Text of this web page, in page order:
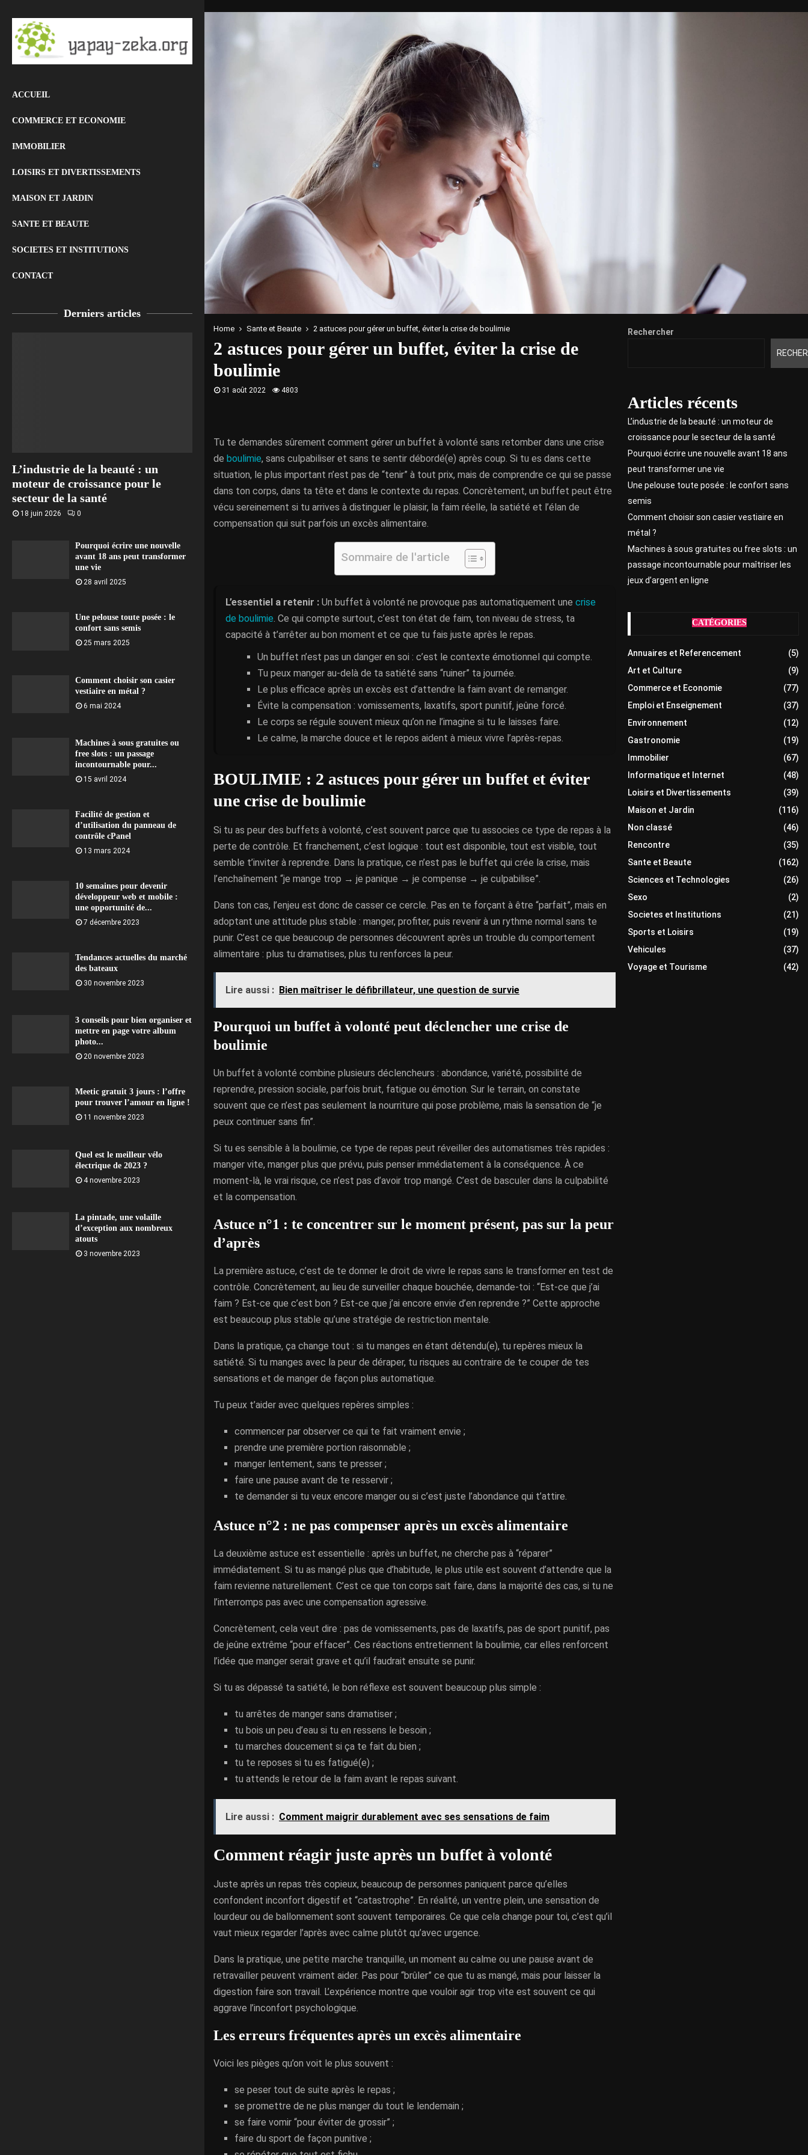
ACCUEIL
COMMERCE ET ECONOMIE
IMMOBILIER
LOISIRS ET DIVERTISSEMENTS
MAISON ET JARDIN
SANTE ET BEAUTE
SOCIETES ET INSTITUTIONS
CONTACT
Derniers articles
L’industrie de la beauté : un
moteur de croissance pour le
secteur de la santé
18 juin 2026 0
Pourquoi écrire une nouvelle
avant 18 ans peut transformer
une vie
28 avril 2025
Une pelouse toute posée : le
confort sans semis
25 mars 2025
Comment choisir son casier
vestiaire en métal ?
6 mai 2024
Machines à sous gratuites ou
free slots : un passage
incontournable pour...
15 avril 2024
Facilité de gestion et
d’utilisation du panneau de
contrôle cPanel
13 mars 2024
10 semaines pour devenir
développeur web et mobile :
une opportunité de...
7 décembre 2023
Tendances actuelles du marché
des bateaux
30 novembre 2023
3 conseils pour bien organiser et
mettre en page votre album
photo...
20 novembre 2023
Meetic gratuit 3 jours : l’offre
pour trouver l’amour en ligne !
11 novembre 2023
Quel est le meilleur vélo
électrique de 2023 ?
4 novembre 2023
La pintade, une volaille
d’exception aux nombreux
atouts
3 novembre 2023
Home Sante et Beaute 2 astuces pour gérer un buffet, éviter la crise de boulimie
2 astuces pour gérer un buffet, éviter la crise de
boulimie
31 août 2022 4803
Tu te demandes sûrement comment gérer un buffet à volonté sans retomber dans une crise
de boulimie, sans culpabiliser et sans te sentir débordé(e) après coup. Si tu es dans cette
situation, le plus important n’est pas de “tenir” à tout prix, mais de comprendre ce qui se passe
dans ton corps, dans ta tête et dans le contexte du repas. Concrètement, un buffet peut être
vécu sereinement si tu arrives à distinguer le plaisir, la faim réelle, la satiété et l’élan de
compensation qui suit parfois un excès alimentaire.
Sommaire de l'article
L’essentiel a retenir : Un buffet à volonté ne provoque pas automatiquement une crise
de boulimie. Ce qui compte surtout, c’est ton état de faim, ton niveau de stress, ta
capacité à t’arrêter au bon moment et ce que tu fais juste après le repas.
Un buffet n’est pas un danger en soi : c’est le contexte émotionnel qui compte.
Tu peux manger au-delà de ta satiété sans “ruiner” ta journée.
Le plus efficace après un excès est d’attendre la faim avant de remanger.
Évite la compensation : vomissements, laxatifs, sport punitif, jeûne forcé.
Le corps se régule souvent mieux qu’on ne l’imagine si tu le laisses faire.
Le calme, la marche douce et le repos aident à mieux vivre l’après-repas.
BOULIMIE : 2 astuces pour gérer un buffet et éviter
une crise de boulimie
Si tu as peur des buffets à volonté, c’est souvent parce que tu associes ce type de repas à la
perte de contrôle. Et franchement, c’est logique : tout est disponible, tout est visible, tout
semble t’inviter à reprendre. Dans la pratique, ce n’est pas le buffet qui crée la crise, mais
l’enchaînement “je mange trop → je panique → je compense → je culpabilise”.
Dans ton cas, l’enjeu est donc de casser ce cercle. Pas en te forçant à être “parfait”, mais en
adoptant une attitude plus stable : manger, profiter, puis revenir à un rythme normal sans te
punir. C’est ce que beaucoup de personnes découvrent après un trouble du comportement
alimentaire : plus tu dramatises, plus tu renforces la peur.
Lire aussi : Bien maîtriser le défibrillateur, une question de survie
Pourquoi un buffet à volonté peut déclencher une crise de
boulimie
Un buffet à volonté combine plusieurs déclencheurs : abondance, variété, possibilité de
reprendre, pression sociale, parfois bruit, fatigue ou émotion. Sur le terrain, on constate
souvent que ce n’est pas seulement la nourriture qui pose problème, mais la sensation de “je
peux continuer sans fin”.
Si tu es sensible à la boulimie, ce type de repas peut réveiller des automatismes très rapides :
manger vite, manger plus que prévu, puis penser immédiatement à la conséquence. À ce
moment-là, le vrai risque, ce n’est pas d’avoir trop mangé. C’est de basculer dans la culpabilité
et la compensation.
Astuce n°1 : te concentrer sur le moment présent, pas sur la peur
d’après
La première astuce, c’est de te donner le droit de vivre le repas sans le transformer en test de
contrôle. Concrètement, au lieu de surveiller chaque bouchée, demande-toi : “Est-ce que j’ai
faim ? Est-ce que c’est bon ? Est-ce que j’ai encore envie d’en reprendre ?” Cette approche
est beaucoup plus stable qu’une stratégie de restriction mentale.
Dans la pratique, ça change tout : si tu manges en étant détendu(e), tu repères mieux la
satiété. Si tu manges avec la peur de déraper, tu risques au contraire de te couper de tes
sensations et de manger de façon plus automatique.
Tu peux t’aider avec quelques repères simples :
commencer par observer ce qui te fait vraiment envie ;
prendre une première portion raisonnable ;
manger lentement, sans te presser ;
faire une pause avant de te resservir ;
te demander si tu veux encore manger ou si c’est juste l’abondance qui t’attire.
Astuce n°2 : ne pas compenser après un excès alimentaire
La deuxième astuce est essentielle : après un buffet, ne cherche pas à “réparer”
immédiatement. Si tu as mangé plus que d’habitude, le plus utile est souvent d’attendre que la
faim revienne naturellement. C’est ce que ton corps sait faire, dans la majorité des cas, si tu ne
l’interromps pas avec une compensation agressive.
Concrètement, cela veut dire : pas de vomissements, pas de laxatifs, pas de sport punitif, pas
de jeûne extrême “pour effacer”. Ces réactions entretiennent la boulimie, car elles renforcent
l’idée que manger serait grave et qu’il faudrait ensuite se punir.
Si tu as dépassé ta satiété, le bon réflexe est souvent beaucoup plus simple :
tu arrêtes de manger sans dramatiser ;
tu bois un peu d’eau si tu en ressens le besoin ;
tu marches doucement si ça te fait du bien ;
tu te reposes si tu es fatigué(e) ;
tu attends le retour de la faim avant le repas suivant.
Lire aussi : Comment maigrir durablement avec ses sensations de faim
Comment réagir juste après un buffet à volonté
Juste après un repas très copieux, beaucoup de personnes paniquent parce qu’elles
confondent inconfort digestif et “catastrophe”. En réalité, un ventre plein, une sensation de
lourdeur ou de ballonnement sont souvent temporaires. Ce que cela change pour toi, c’est qu’il
vaut mieux regarder l’après avec calme plutôt qu’avec urgence.
Dans la pratique, une petite marche tranquille, un moment au calme ou une pause avant de
retravailler peuvent vraiment aider. Pas pour “brûler” ce que tu as mangé, mais pour laisser la
digestion faire son travail. L’expérience montre que vouloir agir trop vite est souvent ce qui
aggrave l’inconfort psychologique.
Les erreurs fréquentes après un excès alimentaire
Voici les pièges qu’on voit le plus souvent :
se peser tout de suite après le repas ;
se promettre de ne plus manger du tout le lendemain ;
se faire vomir “pour éviter de grossir” ;
faire du sport de façon punitive ;
Rechercher
Articles récents
L’industrie de la beauté : un moteur de
croissance pour le secteur de la santé
Pourquoi écrire une nouvelle avant 18 ans
peut transformer une vie
Une pelouse toute posée : le confort sans
semis
Comment choisir son casier vestiaire en
métal ?
Machines à sous gratuites ou free slots : un
passage incontournable pour maîtriser les
jeux d’argent en ligne
CATÉGORIES
Annuaires et Referencement
(5)
Art et Culture
(9)
Commerce et Economie
(77)
Emploi et Enseignement
(37)
Environnement
(12)
Gastronomie
(19)
Immobilier
(67)
Informatique et Internet
(48)
Loisirs et Divertissements
(39)
Maison et Jardin
(116)
Non classé
(46)
Rencontre
(35)
Sante et Beaute
(162)
Sciences et Technologies
(26)
Sexo
(2)
Societes et Institutions
(21)
Sports et Loisirs
(19)
Vehicules
(37)
Voyage et Tourisme
(42)